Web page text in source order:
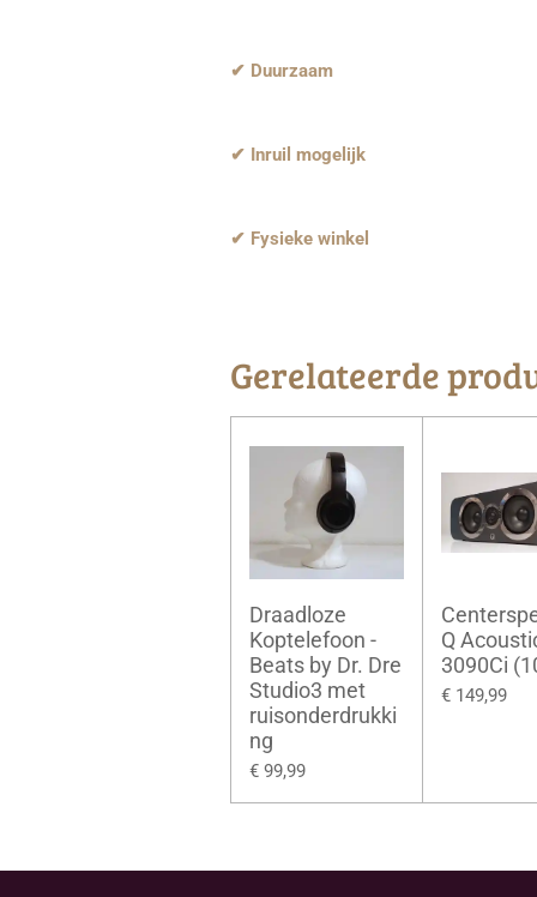
✔ Duurzaam
✔ Inruil mogelijk
✔ Fysieke winkel
Gerelateerde
Draadloze
Koptelefoon -
Beats by Dr. Dre
Studio3 met
ruisonderdrukki
ng
€ 99,99
Q
3090Ci
€ 149,99